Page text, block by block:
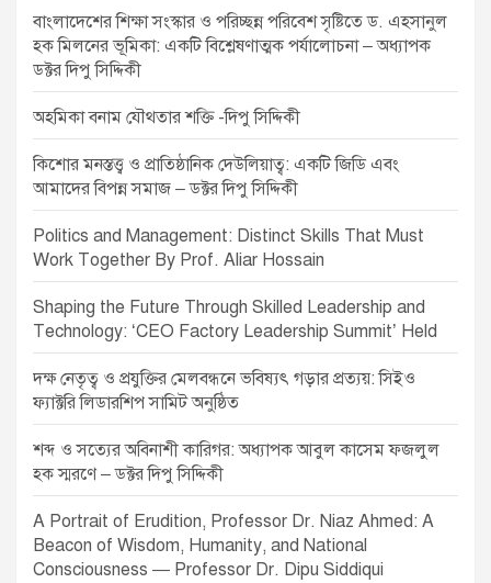
বাংলাদেশের শিক্ষা সংস্কার ও পরিচ্ছন্ন পরিবেশ সৃষ্টিতে ড. এহসানুল
হক মিলনের ভূমিকা: একটি বিশ্লেষণাত্মক পর্যালোচনা – অধ্যাপক
ডক্টর দিপু সিদ্দিকী
অহমিকা বনাম যৌথতার শক্তি -দিপু সিদ্দিকী
কিশোর মনস্তত্ত্ব ও প্রাতিষ্ঠানিক দেউলিয়াত্ব: একটি জিডি এবং
আমাদের বিপন্ন সমাজ – ডক্টর দিপু সিদ্দিকী
Politics and Management: Distinct Skills That Must
Work Together By Prof. Aliar Hossain
Shaping the Future Through Skilled Leadership and
Technology: ‘CEO Factory Leadership Summit’ Held
দক্ষ নেতৃত্ব ও প্রযুক্তির মেলবন্ধনে ভবিষ্যৎ গড়ার প্রত্যয়: সিইও
ফ্যাক্টরি লিডারশিপ সামিট অনুষ্ঠিত
শব্দ ও সত্যের অবিনাশী কারিগর: অধ্যাপক আবুল কাসেম ফজলুল
হক স্মরণে – ডক্টর দিপু সিদ্দিকী
A Portrait of Erudition, Professor Dr. Niaz Ahmed: A
Beacon of Wisdom, Humanity, and National
Consciousness — Professor Dr. Dipu Siddiqui